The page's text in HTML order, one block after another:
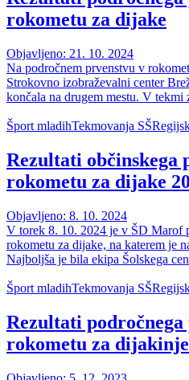
rokometu za dijake
Objavljeno: 21. 10. 2024
Na področnem prvenstvu v
Strokovno izobraževalni center
končala na drugem mestu. V
Šport mladihTekmovanja SŠ
Rezultati občinskega
rokometu za dijake
Objavljeno: 8. 10. 2024
V torek 8. 10. 2024 je v ŠD Marof
rokometu za dijake, na katerem je
Najboljša je bila ekipa Šolskega
Šport mladihTekmovanja SŠ
Rezultati
rokometu za dijakinje